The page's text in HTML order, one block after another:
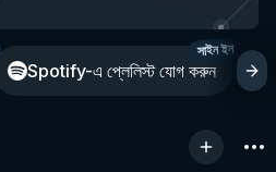
Spotify-এ প্লেলিস্ট যোগ করুন
সাইন ইন